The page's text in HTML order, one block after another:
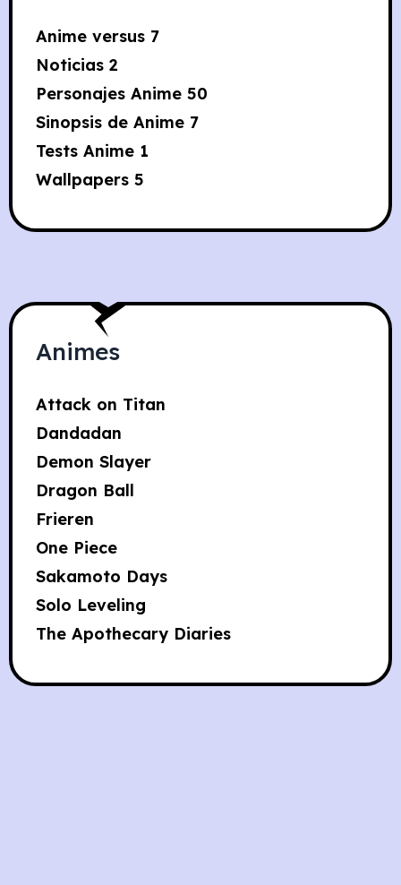
Anime versus 7
Noticias 2
Personajes Anime 50
Sinopsis de Anime 7
Tests Anime 1
Wallpapers 5
Animes
Attack on Titan
Dandadan
Demon Slayer
Dragon Ball
Frieren
One Piece
Sakamoto Days
Solo Leveling
The Apothecary Diaries